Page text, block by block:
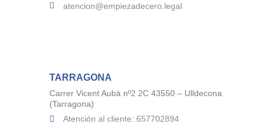
atencion@empiezadecero.legal
TARRAGONA
Carrer Vicent Aubà nº2 2C 43550 – Ulldecona
(Tarragona)
Atención al cliente: 657702894